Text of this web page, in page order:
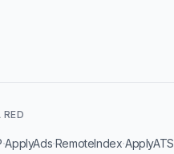
·ApplyAds·RemoteIndex·ApplyATS